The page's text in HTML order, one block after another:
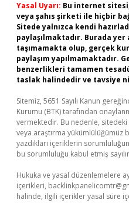
Yasal Uyarı: Bu internet
veya şahıs şirketi ile hiçbir
Sitede yalnızca kendi
paylaşılmaktadır. Burada
taşımamakta olup, gerçek
paylaşım yapılmamaktadır.
benzerlikleri tamamen
taslak halindedir ve tavsiye
Sitemiz, 5651 Sayılı Kanun
Kurumu (BTK) tarafından
vermektedir. Bu nedenle,
veya araştırma yükümlülüğümüz
yazdıkları içeriklerin
bu sorumluluğu kabul etmiş
Hukuka ve yasal düzenlemelere
içerikleri,
halinde, ilgili içerikler yasal süre